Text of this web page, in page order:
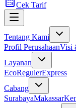
Cek Tarif
Tentang Kami
Profil PerusahaanVisi
Layanan
EcoRegulerExpress
Cabang
SurabayaMakassar